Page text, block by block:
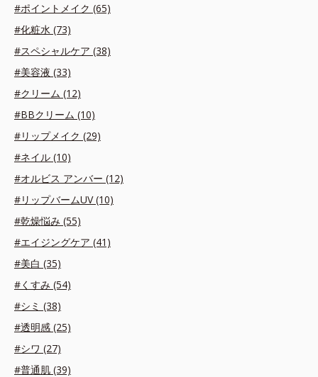
#ポイントメイク (65)
#化粧水 (73)
#スペシャルケア (38)
#美容液 (33)
#クリーム (12)
#BBクリーム (10)
#リップメイク (29)
#ネイル (10)
#オルビス アンバー (12)
#リップバームUV (10)
#乾燥悩み (55)
#エイジングケア (41)
#美白 (35)
#くすみ (54)
#シミ (38)
#透明感 (25)
#シワ (27)
#普通肌 (39)